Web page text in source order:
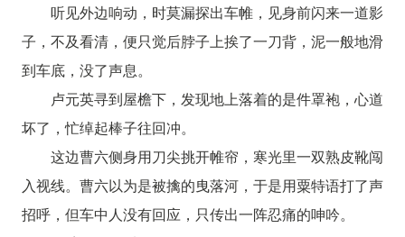
听见外边响动，时莫漏探出车帷，见身前闪来一道影
子，不及看清，便只觉后脖子上挨了一刀背，泥一般地滑
到车底，没了声息。
卢元英寻到屋檐下，发现地上落着的是件罩袍，心道
坏了，忙绰起棒子往回冲。
这边曹六侧身用刀尖挑开帷帘，寒光里一双熟皮靴闯
入视线。曹六以为是被擒的曳落河，于是用粟特语打了声
招呼，但车中人没有回应，只传出一阵忍痛的呻吟。